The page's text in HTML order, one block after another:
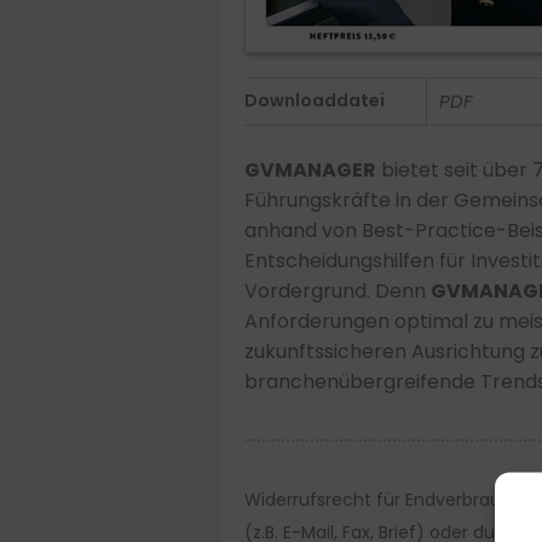
Downloaddatei PDF
GVMANAGER bietet seit über
Führungskräfte in der
anhand von Best-Practice-
Entscheidungshilfen für
Vordergrund. Denn
Anforderungen optimal zu
zukunftssicheren Ausrichtung
branchenübergreifende
Widerrufsrecht für
(z.B. E-Mail, Fax, Brief) oder